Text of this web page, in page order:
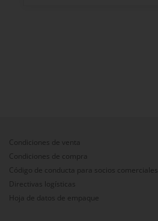
Condiciones de venta
Condiciones de compra
Código de conducta para socios comerciales
Directivas logísticas
Hoja de datos de empaque